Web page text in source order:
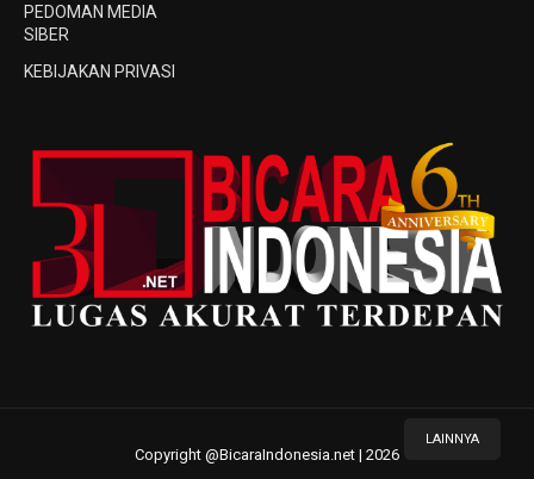
LAINNYA
PEDOMAN MEDIA
SIBER
KEBIJAKAN PRIVASI
Copyright @BicaraIndonesia.net | 2026